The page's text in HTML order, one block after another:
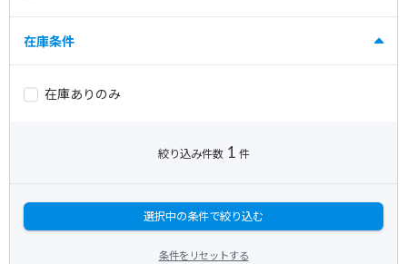
在庫条件
在庫ありのみ
絞り込み件数 1 件
選択中の条件で絞り込む
条件をリセットする